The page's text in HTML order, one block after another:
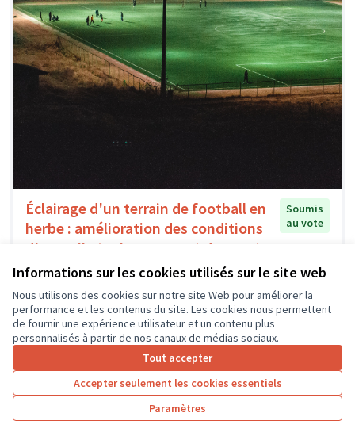
Informations sur les cookies utilisés sur le site web
Nous utilisons des cookies sur notre site Web pour améliorer la
performance et les contenus du site. Les cookies nous permettent
de fournir une expérience utilisateur et un contenu plus
personnalisés à partir de nos canaux de médias sociaux.
Tout accepter
Accepter seulement les cookies essentiels
Paramètres
Éclairage d'un terrain de football en
herbe : amélioration des conditions
d'accueil et mise en avant du sport
féminin
Soumis
au vote